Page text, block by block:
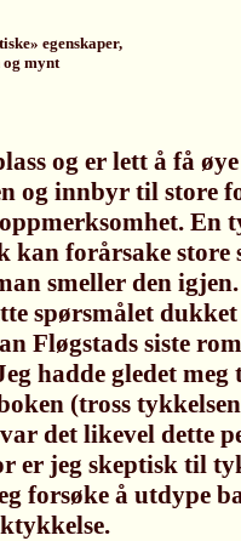
egenskaper,
mynt
og er lett å få
og innbyr til store
kan forårsake store
smeller den
spørsmålet
Fløgstads siste
hadde gledet
(tross
det likevel dette
er jeg skeptisk til
forsøke å utdype